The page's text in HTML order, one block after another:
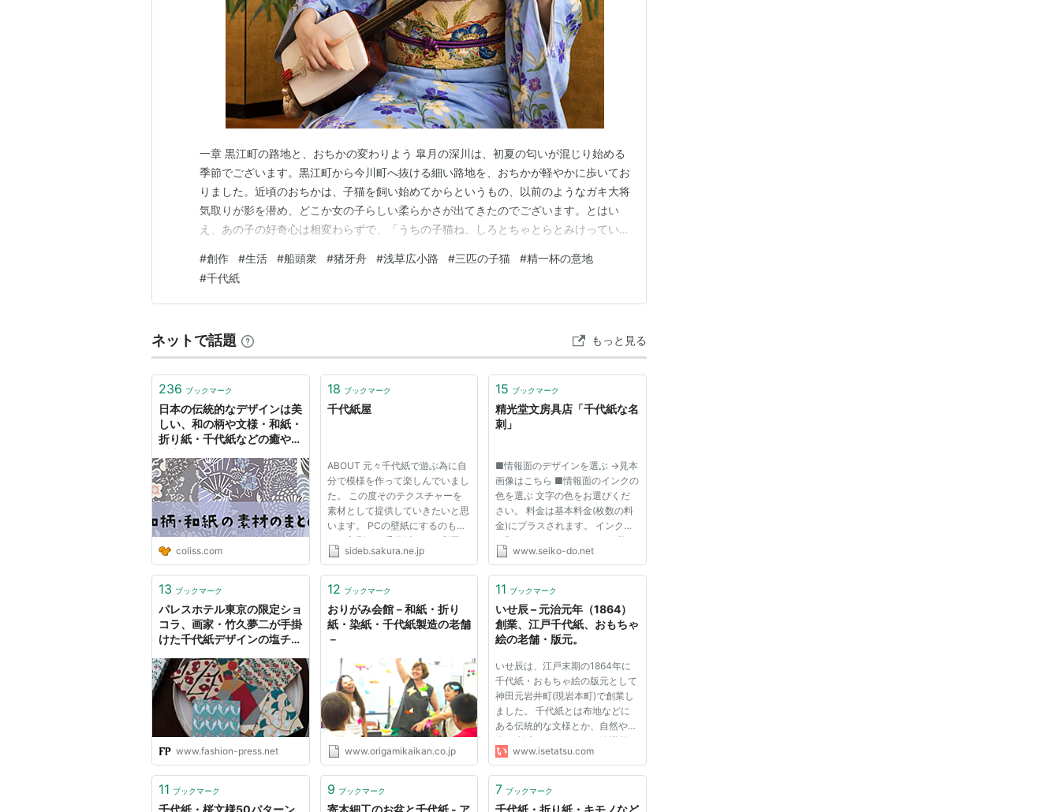
一章 黒江町の路地と、おちかの変わりよう 皐月の深川は、初夏の匂いが混じり始める
季節でございます。黒江町から今川町へ抜ける細い路地を、おちかが軽やかに歩いてお
りました。近頃のおちかは、子猫を飼い始めてからというもの、以前のようなガキ大将
気取りが影を潜め、どこか女の子らしい柔らかさが出てきたのでございます。とはい
え、あの子の好奇心は相変わらずで、「うちの子猫ね、しろとちゃとらとみけっていう
屓にしている舟宿「舟善」の渡し場に入り浸り、船頭衆に混じって猪牙舟に乗せてもら
ったり、若内儀の波江様に団子をご馳走になったりと、まる…
#創作 #生活 #船頭衆 #猪牙舟 #浅草広小路 #三匹の子猫 #精一杯の意地
#千代紙
ネットで話題 もっと見る
236 ブックマーク
日本の伝統的なデザインは美
しい、和の柄や文様・和紙・
折り紙・千代紙などの癒やし
coliss.com
18 ブックマーク
千代紙屋
ABOUT 元々千代紙で遊ぶ為に自
分で模様を作って楽しんでいまし
た。 この度そのテクスチャーを
素材として提供していきたいと思
います。 PCの壁紙にするのも良
し、印刷して千代紙として利用す
るのも良しです。 WEB素材とし
頂いて、了解された方のみ御利用
名：千...
sideb.sakura.ne.jp
15 ブックマーク
精光堂文房具店「千代紙な名
刺」
■情報面のデザインを選ぶ →見本
画像はこちら ■情報面のインクの
色を選ぶ 文字の色をお選びくだ
さい。 料金は基本料金(枚数の料
金)にプラスされます。 インクの
種類については→こちらをご覧く
ださい。
www.seiko-do.net
13 ブックマーク
パレスホテル東京の限定ショ
コラ、画家・竹久夢二が手掛
けた千代紙デザインの塩チョ
www.fashion-press.net
12 ブックマーク
おりがみ会館－和紙・折り
紙・染紙・千代紙製造の老舗
－
www.origamikaikan.co.jp
11 ブックマーク
いせ辰 – 元治元年（1864）
創業、江戸千代紙、おもちゃ
絵の老舗・版元。
いせ辰は、江戸末期の1864年に
千代紙・おもちゃ絵の版元として
神田元岩井町(現岩本町)で創業し
ました。 千代紙とは布地などに
ある伝統的な文様とか、自然や時
代の生活をテーマにした絵機微
で、奉書紙に木版手摺りしたもの
www.isetatsu.com
11 ブックマーク
千代紙・桜文様50パターン
9 ブックマーク
寄木細工のお盆と千代紙 - ア
7 ブックマーク
千代紙・折り紙・キモノなど